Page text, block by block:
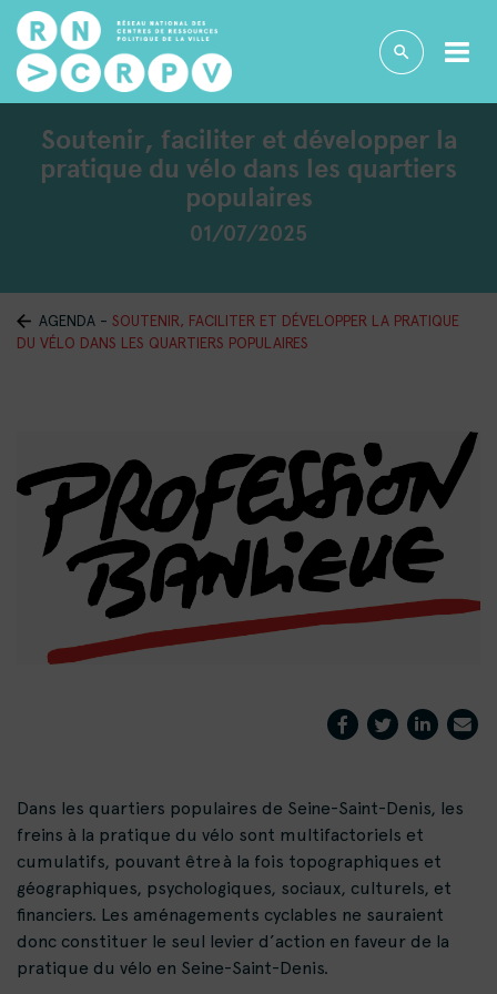
Soutenir, faciliter et développer la
pratique du vélo dans les quartiers
populaires
01/07/2025
AGENDA - SOUTENIR, FACILITER ET DÉVELOPPER LA PRATIQUE
DU VÉLO DANS LES QUARTIERS POPULAIRES
Dans les quartiers populaires de Seine-Saint-Denis, les
freins à la pratique du vélo sont multifactoriels et
cumulatifs, pouvant être à la fois topographiques et
géographiques, psychologiques, sociaux, culturels, et
financiers. Les aménagements cyclables ne sauraient
donc constituer le seul levier d’action en faveur de la
pratique du vélo en Seine-Saint-Denis.